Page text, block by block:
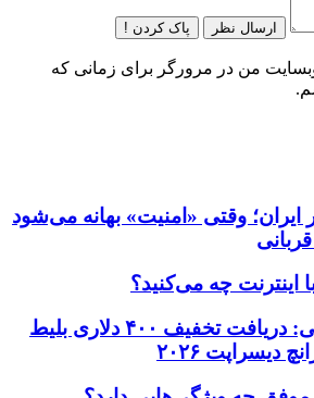
ارسال نظر پاک کردن !
وبسایت من در مرورگر برای زمانی که
ایران؛ وقتی «امنیت» بهانه می‌شود
اینترنت چه می‌کنید؟
فرصت استثنایی: دریافت تخفیف ۴۰۰ دلاری بلیط
دیسراپت ۲۰۲۶